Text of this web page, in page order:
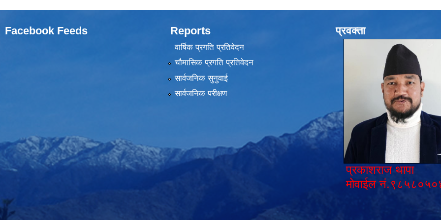
Facebook Feeds Reports
वार्षिक प्रगति प्रतिवेदन
चौमासिक प्रगति प्रतिवेदन
सार्वजनिक सुनुवाई
सार्वजनिक परीक्षण
प्रवक्ता
प्रकाशराज थापा
मोवाईल